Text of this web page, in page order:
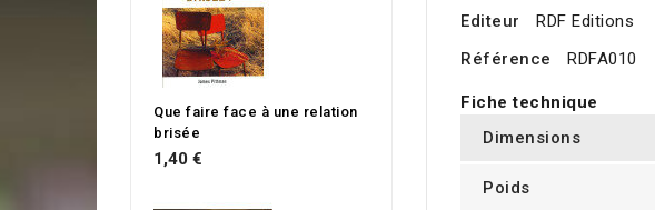
Editeur
RDF Editions
Référence
RDFA010
Fiche technique
Dimensions
Poids
Que faire face à une relation
brisée
1,40 €